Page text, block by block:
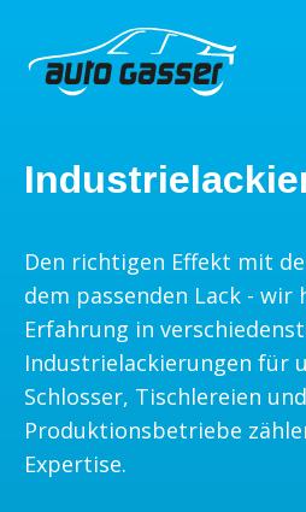
Den richtigen Effekt mit
dem passenden Lack - wir
Erfahrung in
Industrielackierungen für
Schlosser, Tischlereien
Produktionsbetriebe
Expertise.